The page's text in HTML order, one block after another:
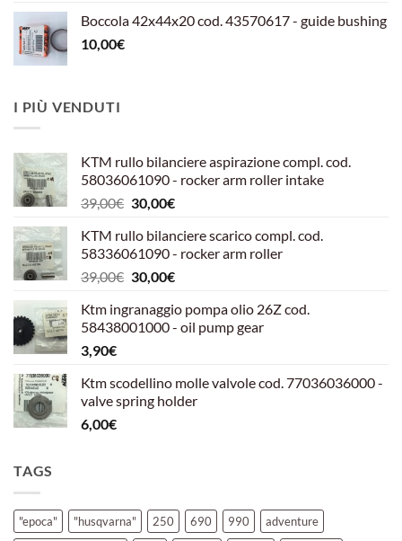
Boccola 42x44x20 cod. 43570617 - guide bushing
10,00€
I PIÙ VENDUTI
KTM rullo bilanciere aspirazione compl. cod.
58036061090 - rocker arm roller intake
39,00€ Il
originale
era:
39,00€.
30,00€Il
attuale
è:
30,00€.
KTM rullo bilanciere scarico compl. cod.
58336061090 - rocker arm roller
39,00€ Il
originale
era:
30,00€Il
attuale
è:
Ktm ingranaggio pompa olio 26Z cod.
58438001000 - oil pump gear
3,90€
Ktm scodellino molle valvole cod. 77036036000 -
valve spring holder
6,00€
TAGS
"epoca" "husqvarna" 250 690 990
adventure